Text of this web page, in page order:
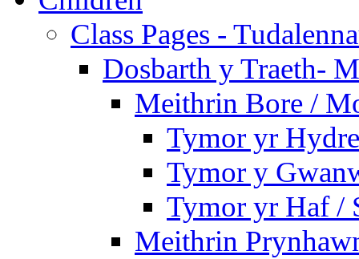
Class Pages -
Dosbarth y Traeth-
Meithrin Bore /
Tymor yr
Tymor y
Tymor yr Haf /
Meithrin